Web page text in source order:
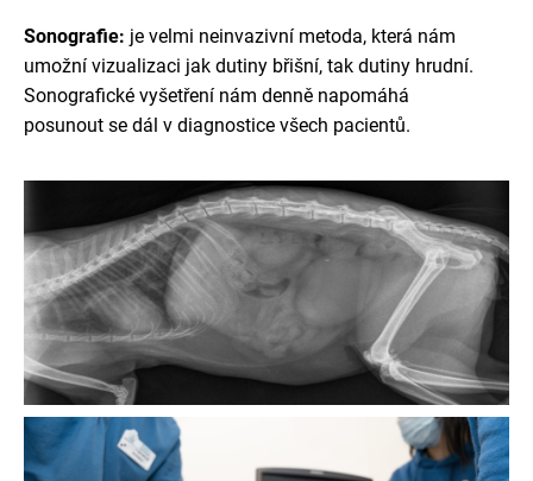
Sonografie: je velmi neinvazivní metoda, která nám
umožní vizualizaci jak dutiny břišní, tak dutiny hrudní.
Sonografické vyšetření nám denně napomáhá
posunout se dál v diagnostice všech pacientů.